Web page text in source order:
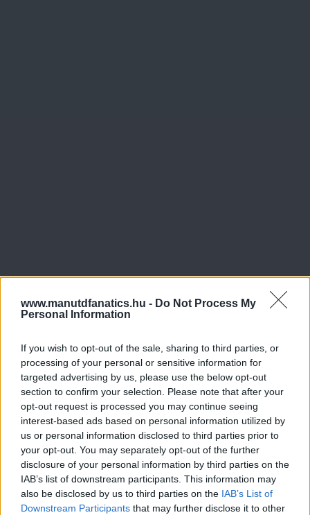
www.manutdfanatics.hu - Do Not Process My
Personal Information
If you wish to opt-out of the sale, sharing to third parties, or
processing of your personal or sensitive information for
targeted advertising by us, please use the below opt-out
section to confirm your selection. Please note that after your
opt-out request is processed you may continue seeing
interest-based ads based on personal information utilized by
us or personal information disclosed to third parties prior to
your opt-out. You may separately opt-out of the further
disclosure of your personal information by third parties on the
IAB’s list of downstream participants. This information may
also be disclosed by us to third parties on the IAB’s List of
Downstream Participants that may further disclose it to other
Meccs Center
Paris Saint-Germainvs
Manchester United